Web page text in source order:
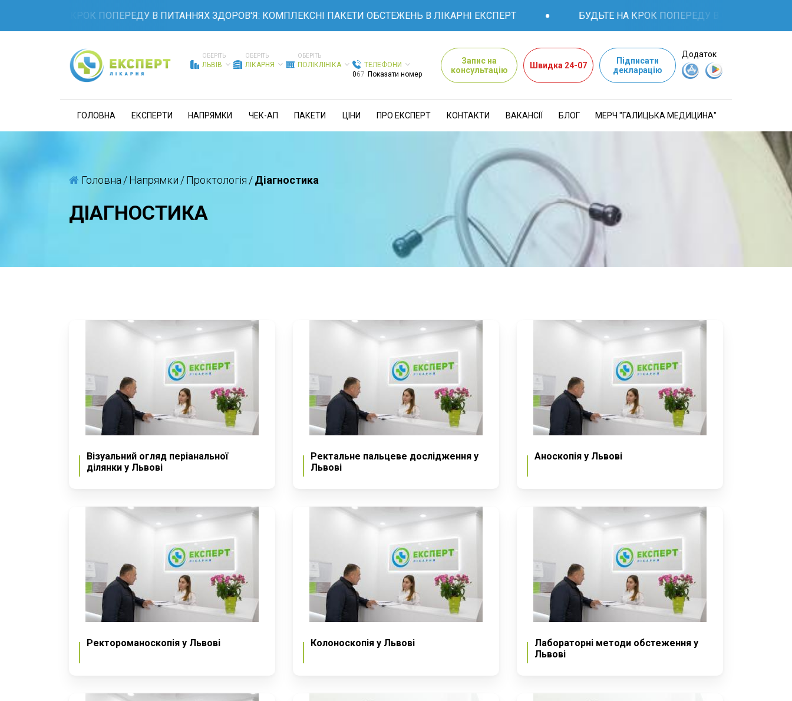
БУДЬТЕ НА КРОК ПОПЕРЕДУ В ПИТАННЯХ ЗДОРОВ'Я: КОМПЛЕКСНІ ПАКЕТИ ОБСТЕЖЕНЬ В ЛІКАРНІ ЕКСПЕРТ БУДЬТЕ НА КРОК ПОПЕРЕДУ В ПИТАННЯХ
ОБЕРІТЬ
ЛЬВІВ
ОБЕРІТЬ
ЛІКАРНЯ
ОБЕРІТЬ
ПОЛІКЛІНІКА
ТЕЛЕФОНИ
067 Показати номер
Запис на
консультацію
Швидка 24-07
Підписати
декларацію
Додаток
ГОЛОВНА ЕКСПЕРТИ НАПРЯМКИ ЧЕК-АП ПАКЕТИ ЦІНИ ПРО ЕКСПЕРТ КОНТАКТИ ВАКАНСІЇ БЛОГ МЕРЧ "ГАЛИЦЬКА МЕДИЦИНА"
Головна /Напрямки /Проктологія /Діагностика
ДІАГНОСТИКА
Візуальний огляд періанальної
ділянки у Львові
Ректальне пальцеве дослідження у
Львові
Аноскопія у Львові
Ректороманоскопія у Львові Колоноскопія у Львові
Лабораторні методи обстеження у
Львові